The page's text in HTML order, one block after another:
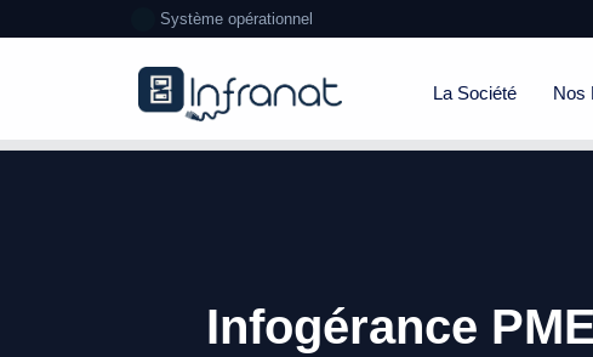
Système opérationnel
La Société Nos
Infogérance